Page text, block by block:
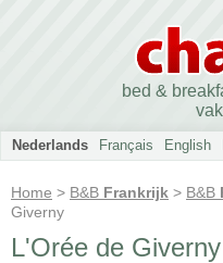
bed &
Nederlands Français English
Home > B&B Frankrijk > B&B
Giverny
L'Orée de